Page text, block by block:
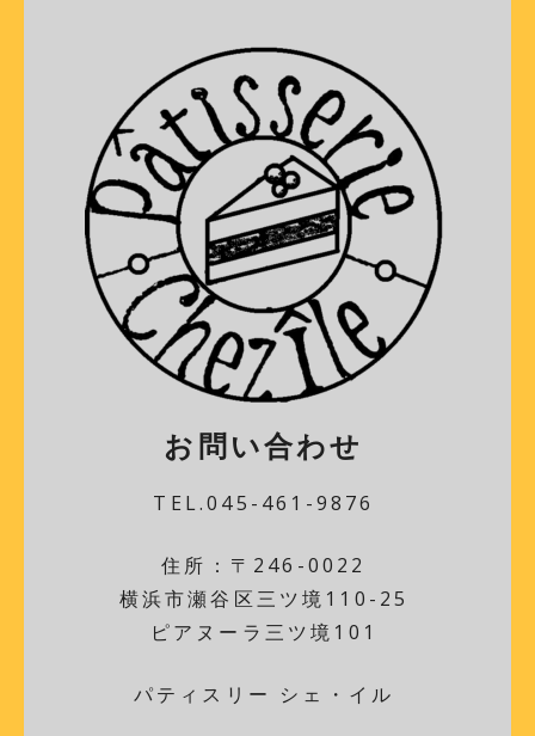
お問い合わせ
TEL.045-461-9876
住所：〒246-0022
横浜市瀬谷区三ツ境110-25
ピアヌーラ三ツ境101
パティスリー シェ・イル